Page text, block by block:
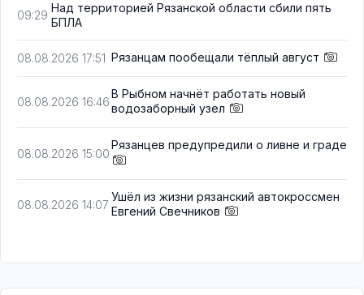
09:29
Над территорией Рязанской области сбили пять
БПЛА
08.08.2026 17:51 Рязанцам пообещали тёплый август
08.08.2026 16:46
В Рыбном начнёт работать новый
водозаборный узел
08.08.2026 15:00
Рязанцев предупредили о ливне и граде
08.08.2026 14:07
Ушёл из жизни рязанский автокроссмен
Евгений Свечников